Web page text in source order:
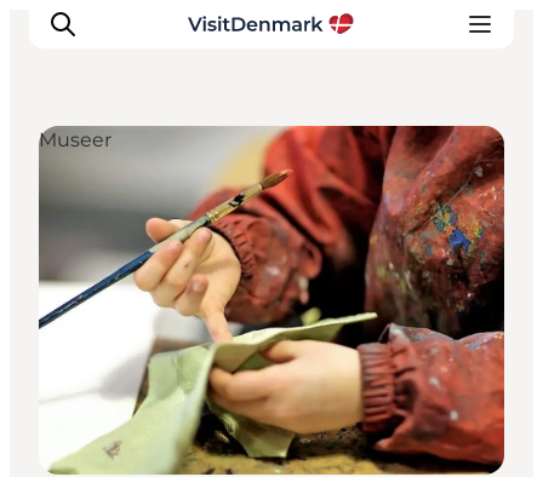
Inspirasjon
Reisemål
Aktiviteter
Overnatting
Planlegg reisen
Museer